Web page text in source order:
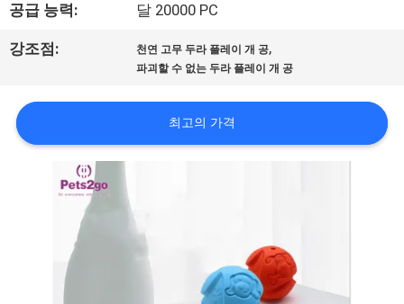
여
행
연
공급 능력: 달 20000 PC
강조점: 천연 고무 두라 플레이 개 공,
파괴할 수 없는 두라 플레이 개 공
최고의 가격